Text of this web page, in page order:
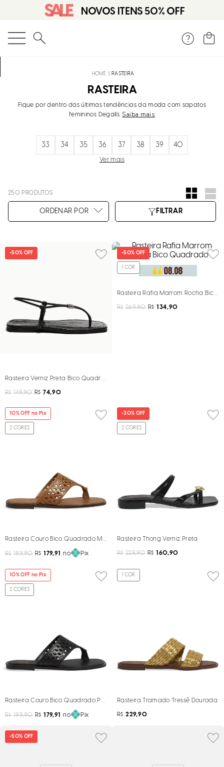
O que você está procurando?
RASTEIRA
RASTEIRA
Fique por dentro das últimas tendências da moda com sapatos
femininos Degalls. Saiba mais
33 34 35 36 37 38 39 40
Ver mais
250 PRODUTOS
-50% OFF
Rasteira Verniz Preta Bico Quadrado
R$ 149,90 R$ 74,90
-50% OFF
COR
Rasteira Rafia Marrom Rocha Bico
R$ 269,90 R$ 134,90
10% OFF no Pix
2 CORES
Rasteira Couro Bico Quadrado Marrom Sela
R$ 199,90 R$ 179,91 no Pix
-30% OFF
2 CORES
Rasteira Thong Verniz Preta
R$ 229,90 R$ 160,90
10% OFF no Pix
2 CORES
Rasteira Couro Bico Quadrado Preta
R$ 199,90 R$ 179,91 no Pix
COR
Rasteira Tramado Tressê Dourada
R$ 229,90
-50% OFF